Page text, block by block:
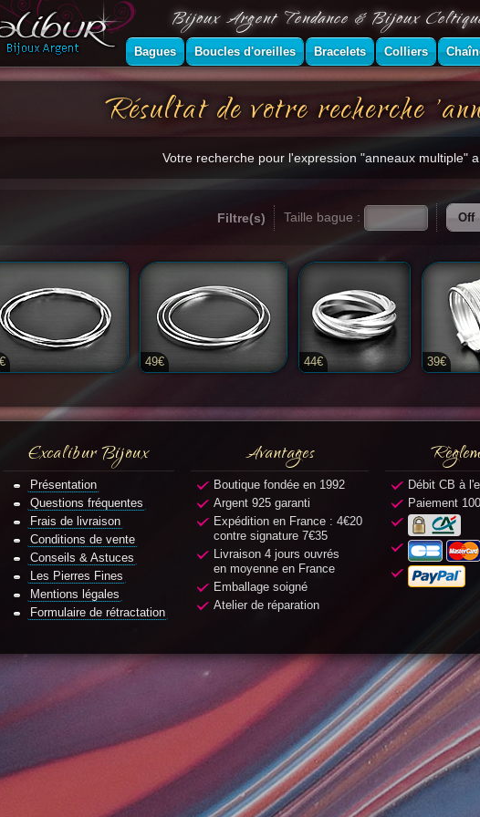
Résultat de votre recherche
Votre recherche pour l'expression "anneaux multiple"
Filtre(s) Taille bague : Off
49€ 44€ 39€
Excalibur Bijoux
Présentation
Questions fréquentes
Frais de livraison
Conditions de vente
Conseils & Astuces
Les Pierres Fines
Mentions légales
Formulaire de rétractation
Avantages
Boutique fondée en 1992
Argent 925 garanti
Expédition en France : 4€20
contre signature 7€35
Livraison 4 jours ouvrés
en moyenne en France
Emballage soigné
Atelier de réparation
Débit CB à
Paiement
Bijoux Argent Tendance & Bijoux
Bagues Boucles d'oreilles Bracelets Colliers